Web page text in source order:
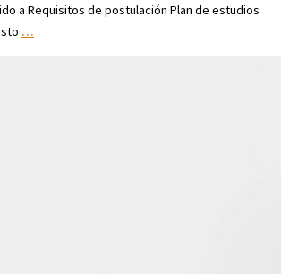
a Requisitos de postulación Plan de estudios
…